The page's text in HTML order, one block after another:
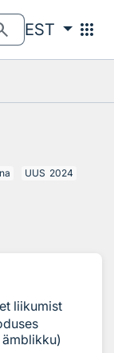
EST apps
UUS 2024
liikumist